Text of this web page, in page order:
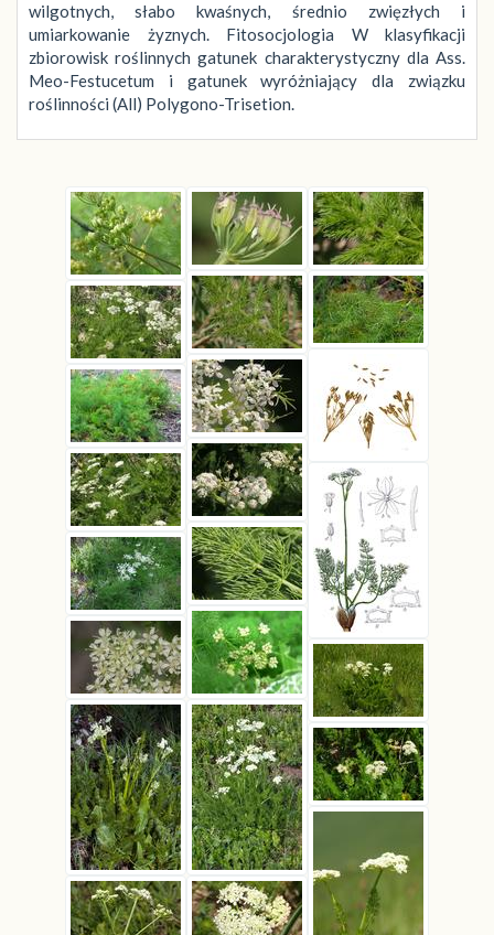
wilgotnych, słabo kwaśnych, średnio zwięzłych i
umiarkowanie żyznych. Fitosocjologia W klasyfikacji
zbiorowisk roślinnych gatunek charakterystyczny dla Ass.
Meo-Festucetum i gatunek wyróżniający dla związku
roślinności (All) Polygono-Trisetion.